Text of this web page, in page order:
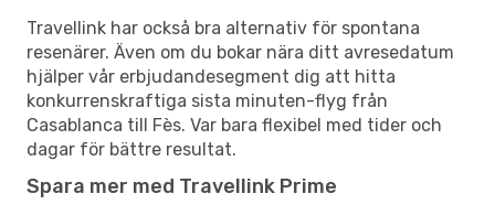
Travellink har också bra alternativ för spontana
resenärer. Även om du bokar nära ditt avresedatum
hjälper vår erbjudandesegment dig att hitta
konkurrenskraftiga sista minuten-flyg från
Casablanca till Fès. Var bara flexibel med tider och
dagar för bättre resultat.
Spara mer med Travellink Prime